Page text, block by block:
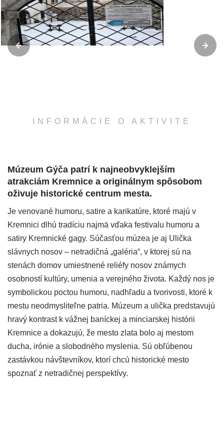
INFORMÁCIE O AKTIVITE
Múzeum Gýča patrí k najneobvyklejším
atrakciám Kremnice a originálnym spôsobom
oživuje historické centrum mesta.
Je venované humoru, satire a karikatúre, ktoré majú v
Kremnici dlhú tradíciu najmä vďaka festivalu humoru a
satiry Kremnické gagy. Súčasťou múzea je aj Ulička
slávnych nosov – netradičná „galéria“, v ktorej sú na
stenách domov umiestnené reliéfy nosov známych
osobností kultúry, umenia a verejného života. Každý nos je
symbolickou poctou humoru, nadhľadu a tvorivosti, ktoré k
mestu neodmysliteľne patria. Múzeum a ulička predstavujú
hravý kontrast k vážnej baníckej a minciarskej histórii
Kremnice a dokazujú, že mesto zlata bolo aj mestom
ducha, irónie a slobodného myslenia. Sú obľúbenou
zastávkou návštevníkov, ktorí chcú historické mesto
spoznať z netradičnej perspektívy.